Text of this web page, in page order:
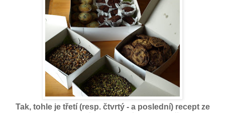
Tak, tohle je třetí (resp. čtvrtý - a poslední) recept ze